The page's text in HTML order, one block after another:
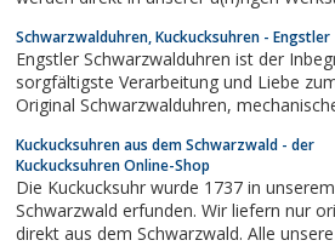
Schwarzwalduhren, Kuckucksuhren - Engstler
Engstler Schwarzwalduhren ist der
sorgfältigste Verarbeitung und Liebe
Original Schwarzwalduhren, mechanische Kuckucksuhren,
Wetterhäuschen.
Kuckucksuhren aus dem Schwarzwald - der
Kuckucksuhren Online-Shop
Die Kuckucksuhr wurde 1737 in
Schwarzwald erfunden. Wir liefern nur
direkt aus dem Schwarzwald. Alle